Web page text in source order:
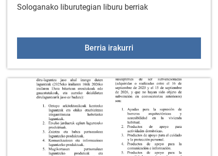
Sologanako liburutegian liburu berriak
Berria irakurri